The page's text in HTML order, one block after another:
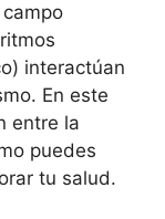
interactúan
En este
entre la
puedes
tu salud.